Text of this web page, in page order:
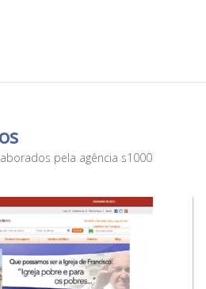
pela agência s1000